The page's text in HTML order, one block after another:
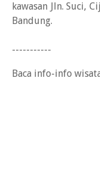
kawasan Jln. Suci,
Bandung.
-----------
Baca info-info